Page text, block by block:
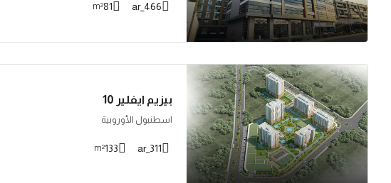
466_ar
81
m²
بيزيم ايفلير 10
اسطنبول الأوروبية
311_ar
133
m²